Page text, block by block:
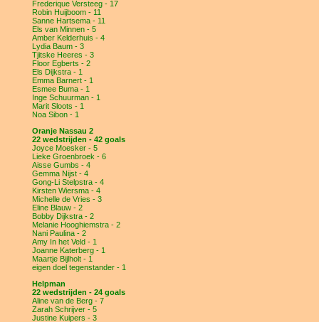
Frederique Versteeg - 17
Robin Huijboom - 11
Sanne Hartsema - 11
Els van Minnen - 5
Amber Kelderhuis - 4
Lydia Baum - 3
Tjitske Heeres - 3
Floor Egberts - 2
Els Dijkstra - 1
Emma Barnert - 1
Esmee Buma - 1
Inge Schuurman - 1
Marit Sloots - 1
Noa Sibon - 1
Oranje Nassau 2
22 wedstrijden - 42 goals
Joyce Moesker - 5
Lieke Groenbroek - 6
Aisse Gumbs - 4
Gemma Nijst - 4
Gong-Li Stelpstra - 4
Kirsten Wiersma - 4
Michelle de Vries - 3
Eline Blauw - 2
Bobby Dijkstra - 2
Melanie Hooghiemstra - 2
Nani Paulina - 2
Amy In het Veld - 1
Joanne Katerberg - 1
Maartje Bijlholt - 1
eigen doel tegenstander - 1
Helpman
22 wedstrijden - 24 goals
Aline van de Berg - 7
Zarah Schrijver - 5
Justine Kuipers - 3